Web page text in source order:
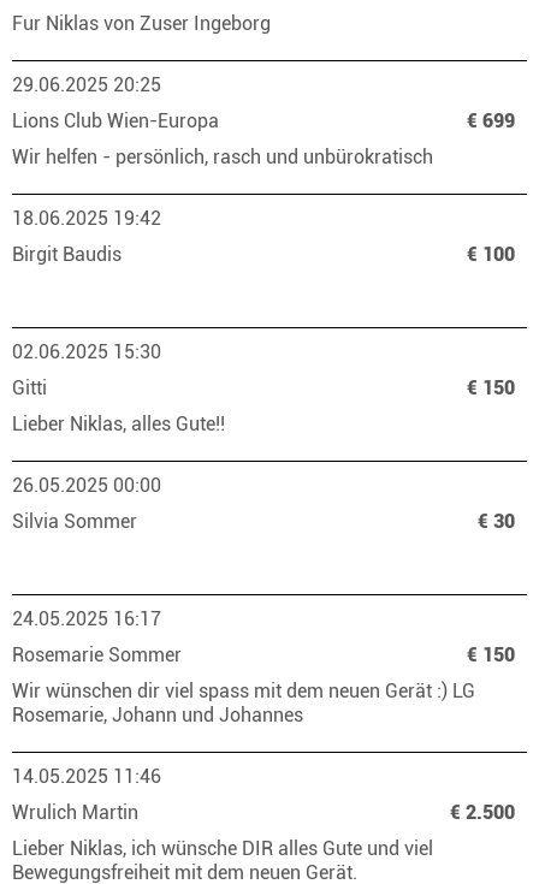
Fur Niklas von Zuser Ingeborg
29.06.2025 20:25
Lions Club Wien-Europa
€ 699
Wir helfen - persönlich, rasch und unbürokratisch
18.06.2025 19:42
Birgit Baudis
€ 100
02.06.2025 15:30
Gitti
€ 150
Lieber Niklas, alles Gute!!
26.05.2025 00:00
Silvia Sommer
€ 30
24.05.2025 16:17
Rosemarie Sommer
€ 150
Wir wünschen dir viel spass mit dem neuen Gerät :) LG
Rosemarie, Johann und Johannes
14.05.2025 11:46
Wrulich Martin
€ 2.500
Lieber Niklas, ich wünsche DIR alles Gute und viel
Bewegungsfreiheit mit dem neuen Gerät.